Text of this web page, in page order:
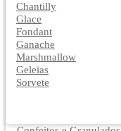
Chantilly
Glace
Fondant
Ganache
Marshmallow
Geleias
Sorvete